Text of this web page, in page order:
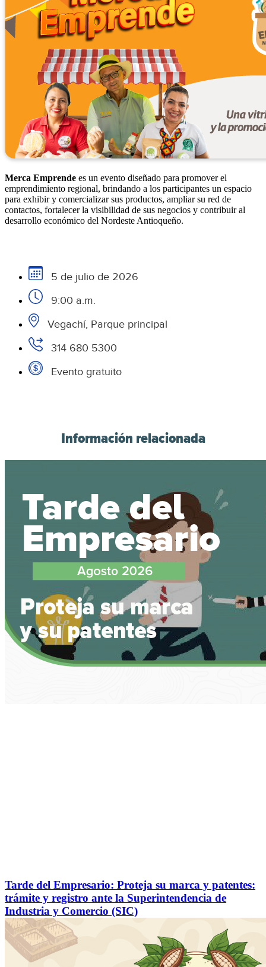
Merca Emprende es un evento diseñado para promover el
emprendimiento regional, brindando a los participantes un espacio
para exhibir y comercializar sus productos, ampliar su red de
contactos, fortalecer la visibilidad de sus negocios y contribuir al
desarrollo económico del Nordeste Antioqueño.
5 de julio de 2026
9:00 a.m.
Vegachí, Parque principal
314 680 5300
Evento gratuito
Información relacionada
Tarde del Empresario: Proteja su marca y patentes:
trámite y registro ante la Superintendencia de
Industria y Comercio (SIC)